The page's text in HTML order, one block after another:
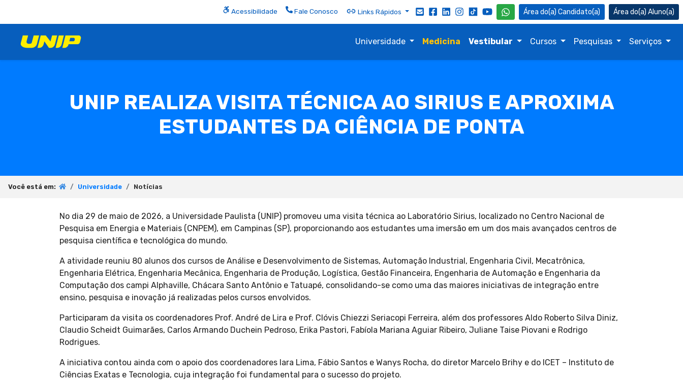
Acessibilidade Fale Conosco Links Rápidos Candidato(a) Aluno(a)
Universidade Medicina Vestibular Cursos Pesquisas Serviços
UNIP REALIZA VISITA TÉCNICA AO SIRIUS E APROXIMA
ESTUDANTES DA CIÊNCIA DE PONTA
Você está em: Universidade Notícias
No dia 29 de maio de 2026, a Universidade Paulista (UNIP) promoveu uma visita técnica ao Laboratório Sirius, localizado no Centro Nacional de
Pesquisa em Energia e Materiais (CNPEM), em Campinas (SP), proporcionando aos estudantes uma imersão em um dos mais avançados centros de
pesquisa científica e tecnológica do mundo.
A atividade reuniu 80 alunos dos cursos de Análise e Desenvolvimento de Sistemas, Automação Industrial, Engenharia Civil, Mecatrônica,
Engenharia Elétrica, Engenharia Mecânica, Engenharia de Produção, Logística, Gestão Financeira, Engenharia de Automação e Engenharia da
Computação dos campi Alphaville, Chácara Santo Antônio e Tatuapé, consolidando-se como uma das maiores iniciativas de integração entre
ensino, pesquisa e inovação já realizadas pelos cursos envolvidos.
Participaram da visita os coordenadores Prof. André de Lira e Prof. Clóvis Chiezzi Seriacopi Ferreira, além dos professores Aldo Roberto Silva Diniz,
Claudio Scheidt Guimarães, Carlos Armando Duchein Pedroso, Erika Pastori, Fabíola Mariana Aguiar Ribeiro, Juliane Taise Piovani e Rodrigo
Rodrigues.
A iniciativa contou ainda com o apoio dos coordenadores Iara Lima, Fábio Santos e Wanys Rocha, do diretor Marcelo Brihy e do ICET – Instituto de
Ciências Exatas e Tecnologia, cuja integração foi fundamental para o sucesso do projeto.